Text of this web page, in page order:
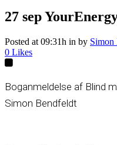
27 sep
Posted at 09:31h in by Simon
0 Likes
Boganmeldelse af Blind
Simon Bendfeldt